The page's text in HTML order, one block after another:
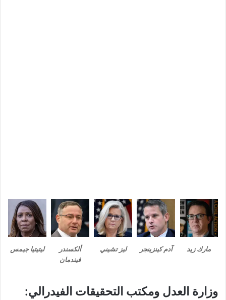
مارك زيد آدم كينزينجر ليز تشيني
ألكسندر
فيندمان
ليتيتيا جيمس
وزارة العدل ومكتب التحقيقات الفيدرالي: